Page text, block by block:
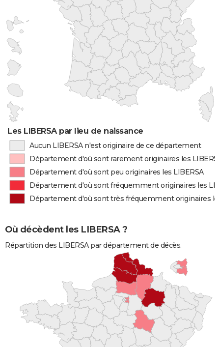
Les LIBERSA par lieu de naissance
Aucun LIBERSA n'est originaire de ce département
Département d'où sont rarement originaires les
Département d'où sont peu originaires les LIBERSA
Département d'où sont fréquemment originaires les
Département d'où sont très fréquemment originaires
Où décèdent les LIBERSA ?
Répartition des LIBERSA par département de décès.